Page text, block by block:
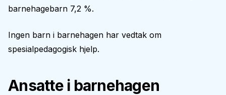
barnehagebarn 7,2 %.
Ingen barn i barnehagen har vedtak om
spesialpedagogisk hjelp.
Ansatte i barnehagen